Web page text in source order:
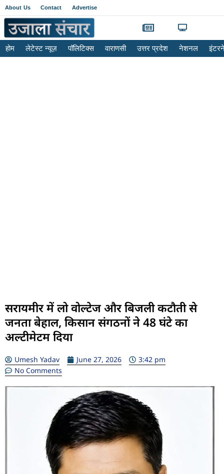
About Us Contact Advertise
होम लेटेस्ट न्यूज़ पॉलिटिक्स वाराणसी उत्तर प्रदेश नेशनल
सरायमीर में लो वोल्टेज और बिजली कटौती से
जनता बेहाल, किसान संगठनों ने 48 घंटे का
अल्टीमेटम दिया
Umesh Yadav June 27, 2026
3:42 pm
No Comments